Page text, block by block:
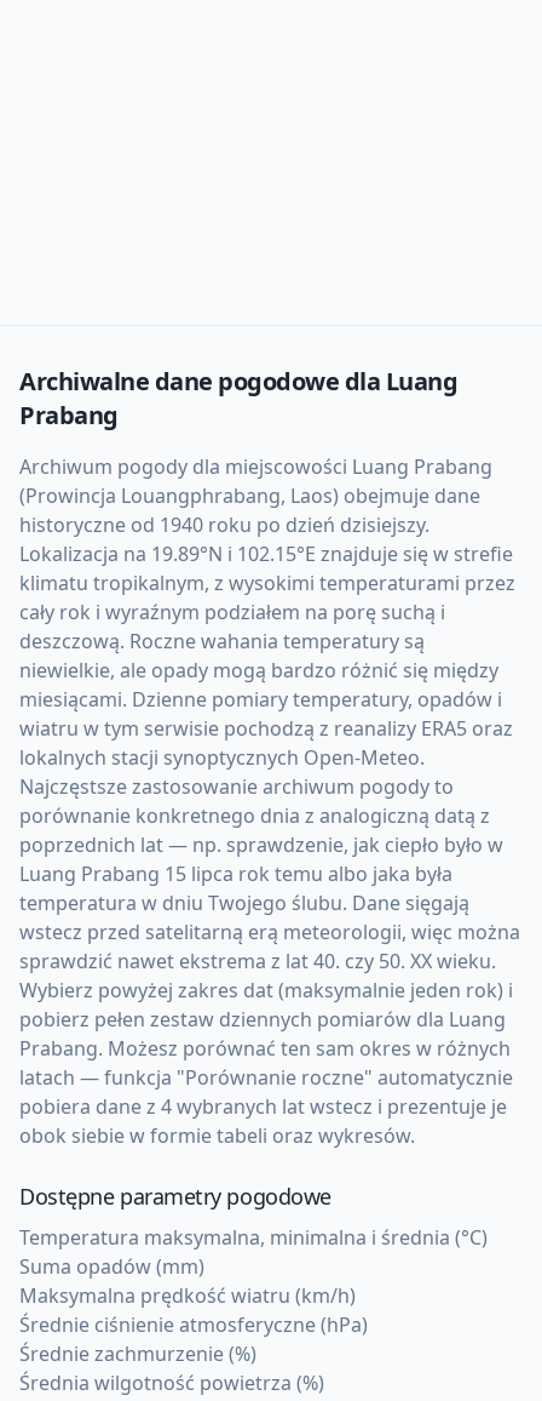
Archiwalne dane pogodowe dla Luang
Prabang
Archiwum pogody dla miejscowości Luang Prabang
(Prowincja Louangphrabang, Laos) obejmuje dane
historyczne od 1940 roku po dzień dzisiejszy.
Lokalizacja na 19.89°N i 102.15°E znajduje się w strefie
klimatu tropikalnym, z wysokimi temperaturami przez
cały rok i wyraźnym podziałem na porę suchą i
deszczową. Roczne wahania temperatury są
niewielkie, ale opady mogą bardzo różnić się między
miesiącami. Dzienne pomiary temperatury, opadów i
wiatru w tym serwisie pochodzą z reanalizy ERA5 oraz
lokalnych stacji synoptycznych Open-Meteo.
Najczęstsze zastosowanie archiwum pogody to
porównanie konkretnego dnia z analogiczną datą z
poprzednich lat — np. sprawdzenie, jak ciepło było w
Luang Prabang 15 lipca rok temu albo jaka była
temperatura w dniu Twojego ślubu. Dane sięgają
wstecz przed satelitarną erą meteorologii, więc można
sprawdzić nawet ekstrema z lat 40. czy 50. XX wieku.
Wybierz powyżej zakres dat (maksymalnie jeden rok) i
pobierz pełen zestaw dziennych pomiarów dla Luang
Prabang. Możesz porównać ten sam okres w różnych
latach — funkcja "Porównanie roczne" automatycznie
pobiera dane z 4 wybranych lat wstecz i prezentuje je
obok siebie w formie tabeli oraz wykresów.
Dostępne parametry pogodowe
Temperatura maksymalna, minimalna i średnia (°C)
Suma opadów (mm)
Maksymalna prędkość wiatru (km/h)
Średnie ciśnienie atmosferyczne (hPa)
Średnie zachmurzenie (%)
Średnia wilgotność powietrza (%)